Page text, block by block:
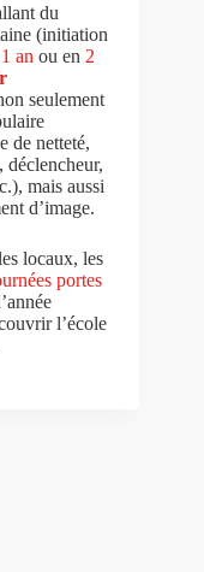
du
(initiation
an ou en 2
seulement
de netteté,
mais aussi
d’image.
locaux, les
portes
l’école